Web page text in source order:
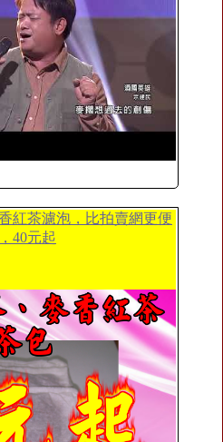
紅茶濾泡，比拍賣網更便
40元起